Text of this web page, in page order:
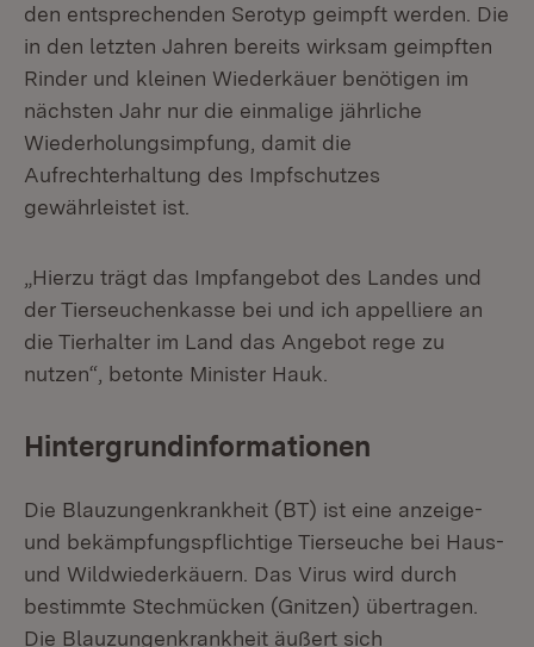
den entsprechenden Serotyp geimpft werden. Die
in den letzten Jahren bereits wirksam geimpften
Rinder und kleinen Wiederkäuer benötigen im
nächsten Jahr nur die einmalige jährliche
Wiederholungsimpfung, damit die
Aufrechterhaltung des Impfschutzes
gewährleistet ist.
„Hierzu trägt das Impfangebot des Landes und
der Tierseuchenkasse bei und ich appelliere an
die Tierhalter im Land das Angebot rege zu
nutzen“, betonte Minister Hauk.
Hintergrundinformationen
Die Blauzungenkrankheit (BT) ist eine anzeige-
und bekämpfungspflichtige Tierseuche bei Haus-
und Wildwiederkäuern. Das Virus wird durch
bestimmte Stechmücken (Gnitzen) übertragen.
Die Blauzungenkrankheit äußert sich